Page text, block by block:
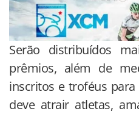
Serão distribuídos
prêmios, além de
inscritos e troféus
deve atrair atletas,